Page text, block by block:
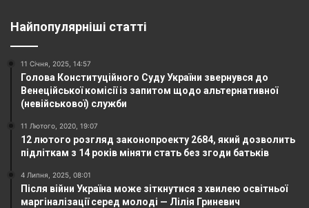
Найпопулярніші статті
11 Січня, 2025, 14:57
Голова Конституційного Суду України звернувся до
Венеційської комісії із запитом щодо альтернативної
(невійськової) служби
11 Лютого, 2020, 19:07
12 лютого розгляд законопроекту 2684, який дозволить
підліткам з 14 років міняти стать без згоди батьків
4 Липня, 2025, 08:01
Після війни Україна може зіткнутися з хвилею освітньої
маргіналізації серед молоді — Лілія Гриневич